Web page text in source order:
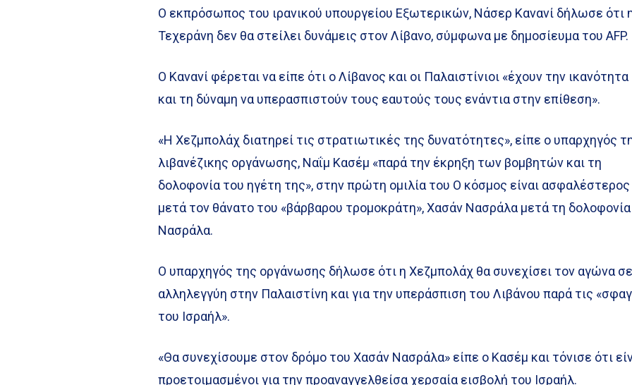
Ο εκπρόσωπος του ιρανικού υπουργείου Εξωτερικών, Νάσερ Κανανί δήλωσε ότι
Τεχεράνη δεν θα στείλει δυνάμεις στον Λίβανο, σύμφωνα με δημοσίευμα του AFP.
Ο Κανανί φέρεται να είπε ότι ο Λίβανος και οι Παλαιστίνιοι «έχουν την ικανότητα
και τη δύναμη να υπερασπιστούν τους εαυτούς τους ενάντια στην επίθεση».
«Η Χεζμπολάχ διατηρεί τις στρατιωτικές της δυνατότητες», είπε ο υπαρχηγός
λιβανέζικης οργάνωσης, Ναΐμ Κασέμ «παρά την έκρηξη των βομβητών και τη
δολοφονία του ηγέτη της», στην πρώτη ομιλία του Ο κόσμος είναι ασφαλέστερος
μετά τον θάνατο του «βάρβαρου τρομοκράτη», Χασάν Νασράλα μετά τη δολοφονία
Νασράλα.
Ο υπαρχηγός της οργάνωσης δήλωσε ότι η Χεζμπολάχ θα συνεχίσει τον αγώνα
αλληλεγγύη στην Παλαιστίνη και για την υπεράσπιση του Λιβάνου παρά τις
του Ισραήλ».
«Θα συνεχίσουμε στον δρόμο του Χασάν Νασράλα» είπε ο Κασέμ και τόνισε ότι
προετοιμασμένοι για την προαναγγελθείσα χερσαία εισβολή του Ισραήλ.